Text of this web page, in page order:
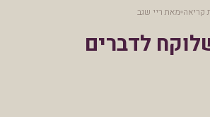
מאת ריי שגב
לדברים